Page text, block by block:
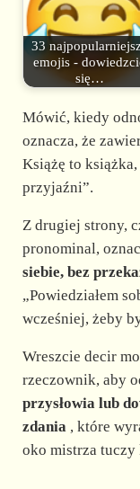
33
emojis -
się…
Mówić, kiedy
oznacza, że
Książę to
przyjaźni”.
Z drugiej strony,
pronominal,
siebie, bez
„Powiedziałem
wcześniej, żeby
Wreszcie decir
rzeczownik, aby
przysłowia lub
zdania, które
oko mistrza tuczy